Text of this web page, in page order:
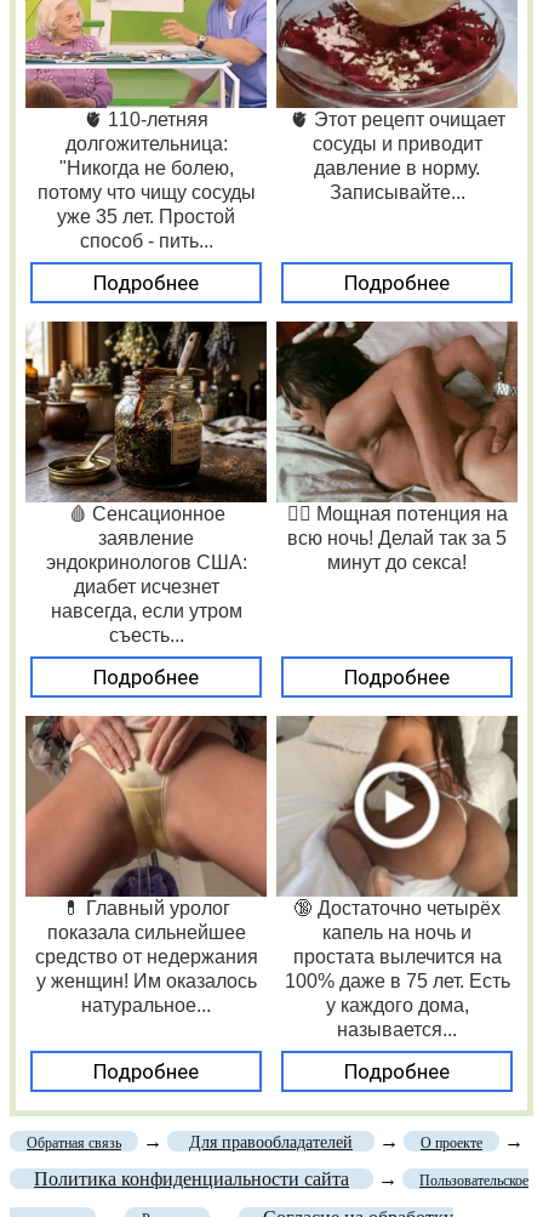
🫀 110-летняя
долгожительница:
"Никогда не болею,
потому что чищу сосуды
уже 35 лет. Простой
способ - пить...
Подробнее
🫀 Этот рецепт очищает
сосуды и приводит
давление в норму.
Записывайте...
Подробнее
🩸 Сенсационное
заявление
эндокринологов США:
диабет исчезнет
навсегда, если утром
съесть...
Подробнее
❤️‍🔥 Мощная потенция на
всю ночь! Делай так за 5
минут до секса!
Подробнее
💊 Главный уролог
показала сильнейшее
средство от недержания
у женщин! Им оказалось
натуральное...
Подробнее
🔞 Достаточно четырёх
капель на ночь и
простата вылечится на
100% даже в 75 лет. Есть
у каждого дома,
называется...
Подробнее
Обратная связь → Для правообладателей → О проекте
→
Политика конфиденциальности сайта
→ Пользовательское